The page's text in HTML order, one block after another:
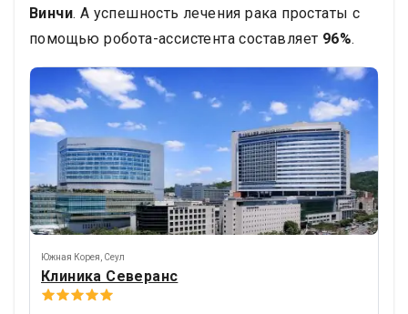
Винчи. А успешность лечения рака простаты с
помощью робота-ассистента составляет 96%.
Южная Корея Сеул
Клиника Северанс